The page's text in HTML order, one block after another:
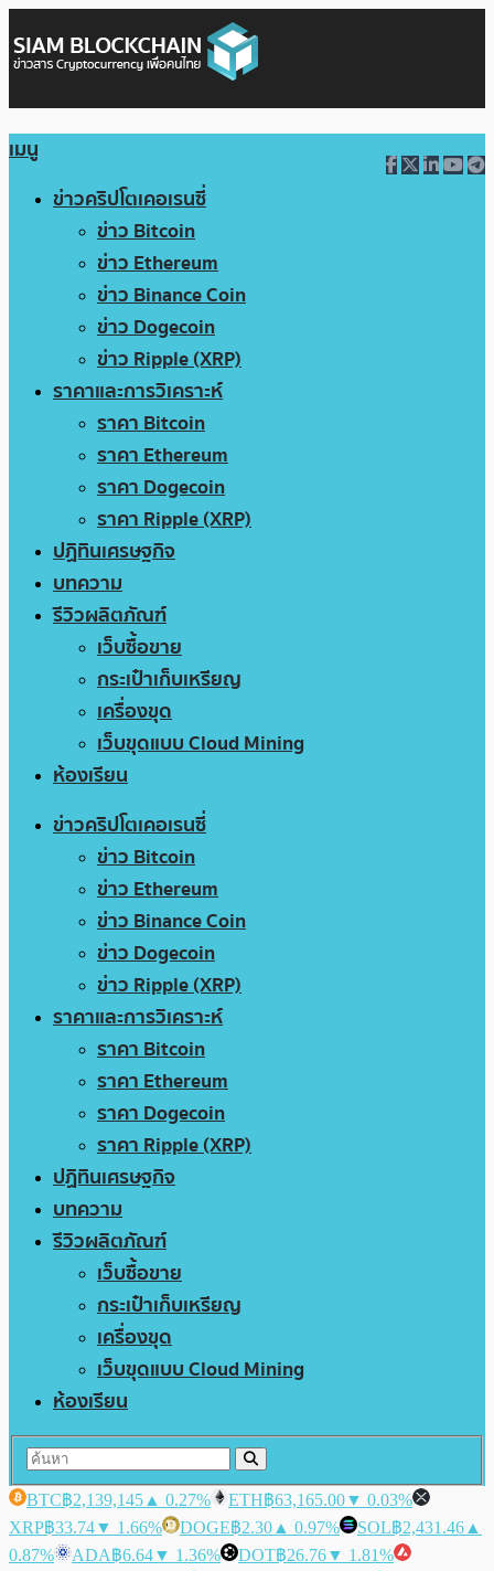
เมนู
ข่าวคริปโตเคอเรนซี่
ข่าว Bitcoin
ข่าว Ethereum
ข่าว Binance Coin
ข่าว Dogecoin
ข่าว Ripple (XRP)
ราคาและการวิเคราะห์
ราคา Bitcoin
ราคา Ethereum
ราคา Dogecoin
ราคา Ripple (XRP)
ปฏิทินเศรษฐกิจ
บทความ
รีวิวผลิตภัณฑ์
เว็บซื้อขาย
กระเป๋าเก็บเหรียญ
เครื่องขุด
เว็บขุดแบบ Cloud Mining
ห้องเรียน
ข่าวคริปโตเคอเรนซี่
ข่าว Bitcoin
ข่าว Ethereum
ข่าว Binance Coin
ข่าว Dogecoin
ข่าว Ripple (XRP)
ราคาและการวิเคราะห์
ราคา Bitcoin
ราคา Ethereum
ราคา Dogecoin
ราคา Ripple (XRP)
ปฏิทินเศรษฐกิจ
บทความ
รีวิวผลิตภัณฑ์
เว็บซื้อขาย
กระเป๋าเก็บเหรียญ
เครื่องขุด
เว็บขุดแบบ Cloud Mining
ห้องเรียน
BTC฿2,139,145 ▲ 0.27% ETH฿63,165.00▼ 0.03%
XRP฿33.74▼ 1.66% DOGE฿2.30 ▲ 0.97% SOL฿2,431.46 ▲
0.87%
ADA฿6.64▼ 1.36% DOT฿26.76▼ 1.81%